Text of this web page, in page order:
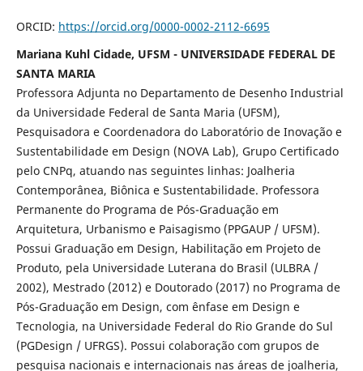
ORCID: https://orcid.org/0000-0002-2112-6695
Mariana Kuhl Cidade, UFSM - UNIVERSIDADE FEDERAL DE
SANTA MARIA
Professora Adjunta no Departamento de Desenho Industrial
da Universidade Federal de Santa Maria (UFSM),
Pesquisadora e Coordenadora do Laboratório de Inovação e
Sustentabilidade em Design (NOVA Lab), Grupo Certificado
pelo CNPq, atuando nas seguintes linhas: Joalheria
Contemporânea, Biônica e Sustentabilidade. Professora
Permanente do Programa de Pós-Graduação em
Arquitetura, Urbanismo e Paisagismo (PPGAUP / UFSM).
Possui Graduação em Design, Habilitação em Projeto de
Produto, pela Universidade Luterana do Brasil (ULBRA /
2002), Mestrado (2012) e Doutorado (2017) no Programa de
Pós-Graduação em Design, com ênfase em Design e
Tecnologia, na Universidade Federal do Rio Grande do Sul
(PGDesign / UFRGS). Possui colaboração com grupos de
pesquisa nacionais e internacionais nas áreas de joalheria,